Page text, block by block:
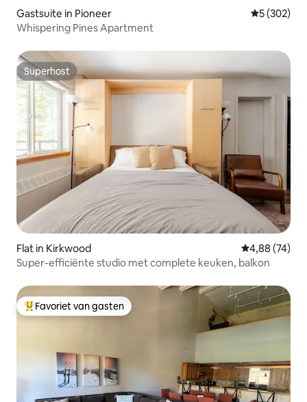
Gastsuite in Pioneer
5 (302)
Whispering Pines Apartment
Superhost
Superhost
Flat in Kirkwood Gemiddelde
4,88 (74)
Super-efficiënte studio met complete keuken, balkon
Topfavoriet van gasten
Favoriet van gasten